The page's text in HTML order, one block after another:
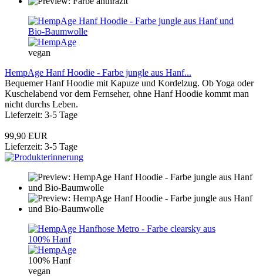
vegan
HempAge Hanf Hoodie - Farbe jungle aus Hanf...
Bequemer Hanf Hoodie mit Kapuze und Kordelzug. Ob Yoga oder
Kuschelabend vor dem Fernseher, ohne Hanf Hoodie kommt man
nicht durchs Leben.
Lieferzeit: 3-5 Tage
99,90 EUR
Lieferzeit: 3-5 Tage
100% Hanf
vegan